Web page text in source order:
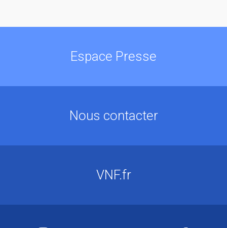
Espace Presse
Nous contacter
VNF.fr